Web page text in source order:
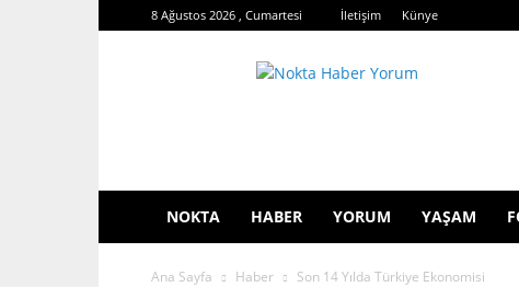
8 Ağustos 2026 , Cumartesi İletişim Künye
NOKTA HABER YORUM YAŞAM
Ana Sayfa Haber Son 14 Yılda Türkiye Ekonomisi